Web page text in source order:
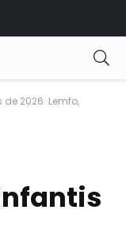
2026: Lemfo,